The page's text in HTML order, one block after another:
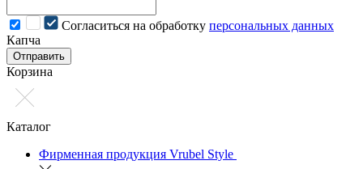
Cогласиться на обработку персональных данных
Капча
Отправить
Корзина
Каталог
Фирменная продукция Vrubel Style